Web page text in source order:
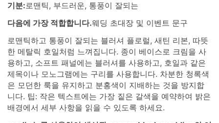
기분:로맨틱, 부드러운, 통풍이 잘되는
다음에 가장 적합합니다.웨딩 초대장 및 이벤트 문구
로맨틱하고 통풍이 잘되는 블러셔 플로럴, 새틴 리본, 따뜻
한 메탈릭 호일처럼 느껴집니다. 종이 베이스로 크림을 사
용하고, 소프트 패널에는 블러셔를 사용하고, 호일과 같은
제목이나 모노그램에는 구리를 사용합니다. 차분한 청록색
은 모던한 룩을 유지하고 분홍색이 지배하는 것을 방지합
니다. 팁: 작은 텍스트에는 가장 짙은 갈색을 예약하여 밝은
배경에서 세부 사항을 읽을 수 있도록 하세요.